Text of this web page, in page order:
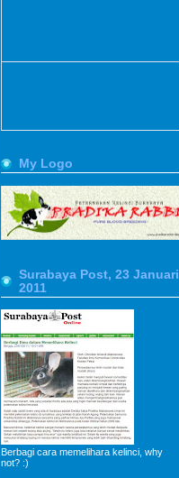
My Logo
Surabaya Post, 23 Januari
2011
Berbagi cara memelihara kelinci, why
not? :)